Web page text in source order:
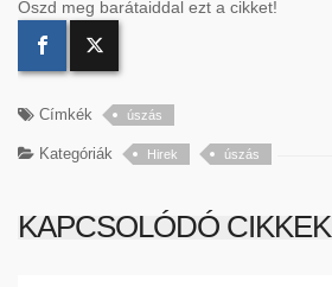
Oszd meg barátaiddal ezt a cikket!
Címkék úszás
Kategóriák Hirek úszás
KAPCSOLÓDÓ CIKKEK